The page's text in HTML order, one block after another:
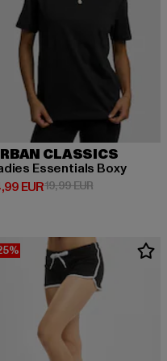
EUR
CLASSICS
Essentials Boxy
EUR Preis: 14,99 EUR
19,99 EURAktionspreis: